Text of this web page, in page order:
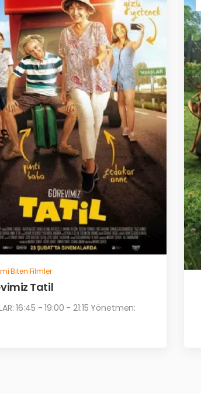
Biten Filmler
Tatil
16:45 - 19:00 - 21:15 Yönetmen: